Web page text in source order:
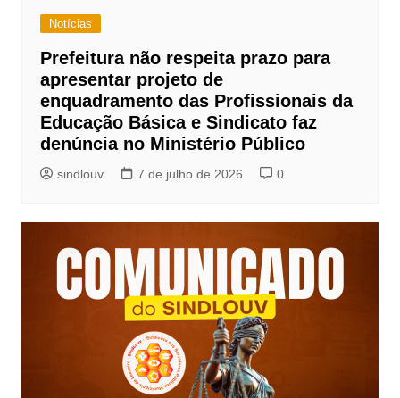
Notícias
Prefeitura não respeita prazo para
apresentar projeto de
enquadramento das Profissionais da
Educação Básica e Sindicato faz
denúncia no Ministério Público
sindlouv 7 de julho de 2026 0